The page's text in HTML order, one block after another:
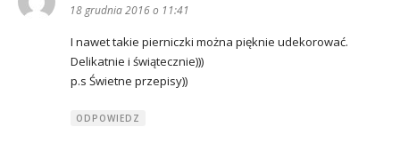
18 grudnia 2016 o 11:41
I nawet takie pierniczki można pięknie udekorować.
Delikatnie i świątecznie)))
p.s Świetne przepisy))
ODPOWIEDZ